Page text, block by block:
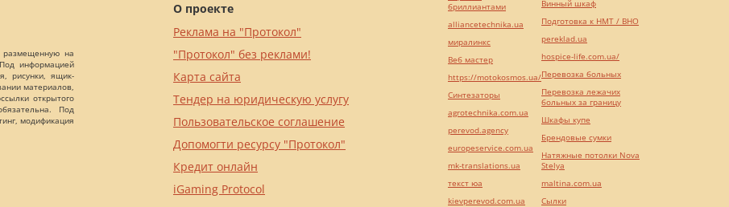
размещенную на
информацией
рисунки, ящик-
материалов,
открытого
Под
модификация
О проекте
Реклама на "Протокол"
"Протокол" без реклами!
Карта сайта
Тендер на юридическую услугу
Пользовательское соглашение
Допомогти ресурсу "Протокол"
Кредит онлайн
iGaming Protocol
бриллиантами
alliancetechnika.ua
миралинкс
Веб мастер
https://motokosmos.ua/
Синтезаторы
agrotechnika.com.ua
perevod.agency
europeservice.com.ua
mk-translations.ua
текст юа
kievperevod.com.ua
Винный шкаф
Подготовка к НМТ / ВНО
pereklad.ua
hospice-life.com.ua/
Перевозка больных
Перевозка лежачих
больных за границу
Шкафы купе
Брендовые сумки
Натяжные потолки Nova
Stelya
maltina.com.ua
Cылки